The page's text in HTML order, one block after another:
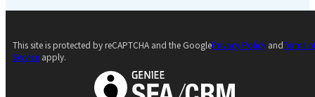
This site is protected by reCAPTCHA and the GooglePrivacy Policy andTerms
Service apply.